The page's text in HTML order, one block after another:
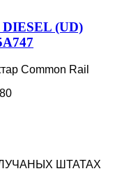
(UD)
Common Rail
ШТАТАХ